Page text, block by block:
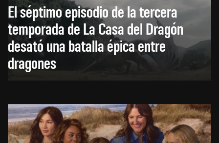
El séptimo episodio de la tercera
temporada de La Casa del Dragón
desató una batalla épica entre
dragones